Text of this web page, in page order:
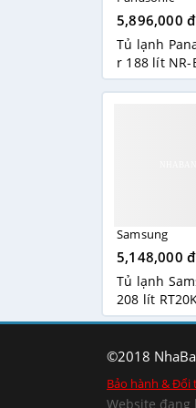
5,896,000 đ
Tủ lạnh
r 188 lít NR-
Samsung
5,148,000 đ
Tủ lạnh
208 lít
©2018
Bảo hành & Đổi
Website đang